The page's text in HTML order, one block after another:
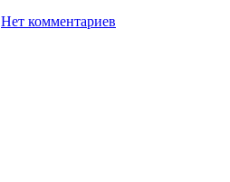
Нет комментариев